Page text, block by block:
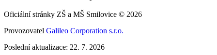
Oficiální stránky ZŠ a MŠ Smilovice © 2026
Provozovatel Galileo Corporation s.r.o.
Poslední aktualizace: 22. 7. 2026